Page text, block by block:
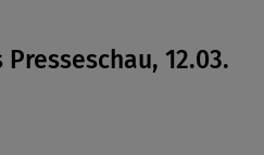
12.03.